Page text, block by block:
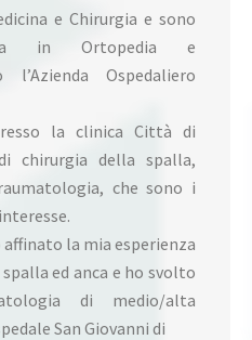
e Chirurgia e sono
in Ortopedia e
l’Azienda Ospedaliero
la clinica Città di
chirurgia della spalla,
che sono i
la mia esperienza
ed anca e ho svolto
di medio/alta
San Giovanni di